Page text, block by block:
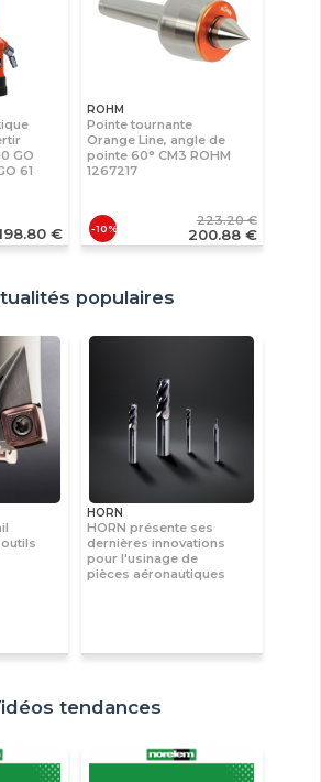
GO
61
€ -10%
ROHM
Pointe tournante
Orange Line, angle de
pointe 60° CM3 ROHM
1267217
223.20 €
200.88 €
populaires
HORN
HORN présente ses
dernières innovations
pour l'usinage de
pièces aéronautiques
tendances